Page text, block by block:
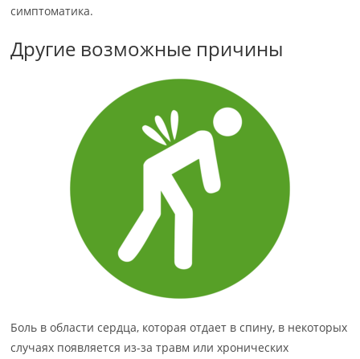
симптоматика.
Другие возможные причины
Боль в области сердца, которая отдает в спину, в некоторых
случаях появляется из-за травм или хронических